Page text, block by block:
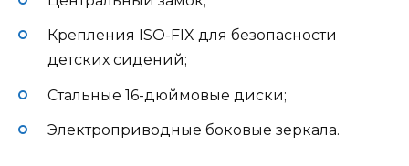
Крепления ISO-FIX для безопасности
детских сидений;
Стальные 16-дюймовые диски;
Электроприводные боковые зеркала.